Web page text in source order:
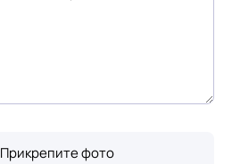
Прикрепите фото